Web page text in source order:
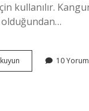
kullanılır.
olduğundan…
Kanguruların
Neden
10 Yorum